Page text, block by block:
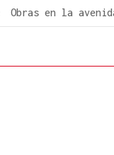
Obras en la